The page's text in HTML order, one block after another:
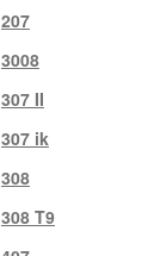
207
3008
307 II
307 ik
308
308 T9